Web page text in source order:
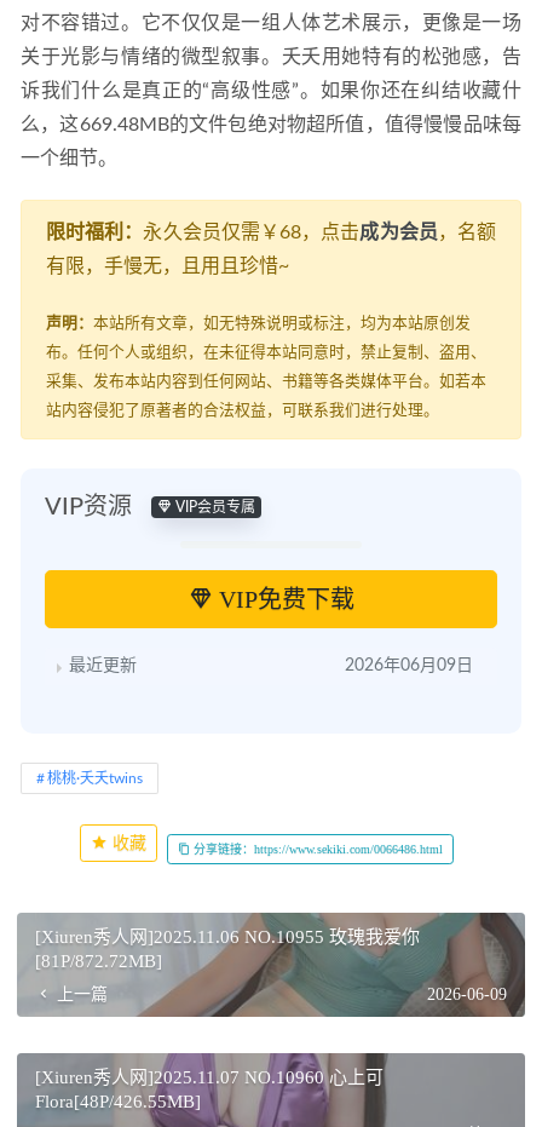
对不容错过。它不仅仅是一组人体艺术展示，更像是一场
关于光影与情绪的微型叙事。夭夭用她特有的松弛感，告
诉我们什么是真正的“高级性感”。如果你还在纠结收藏什
么，这669.48MB的文件包绝对物超所值，值得慢慢品味每
一个细节。
限时福利： 永久会员仅需￥68，点击成为会员，名额
有限，手慢无，且用且珍惜~
声明： 本站所有文章，如无特殊说明或标注，均为本站原创发
布。任何个人或组织，在未征得本站同意时，禁止复制、盗用、
采集、发布本站内容到任何网站、书籍等各类媒体平台。如若本
站内容侵犯了原著者的合法权益，可联系我们进行处理。
VIP资源 VIP会员专属
VIP免费下载
最近更新 2026年06月09日
桃桃·夭夭twins
收藏 分享链接：https://www.sekiki.com/0066486.html
[Xiuren秀人网]2025.11.06 NO.10955 玫瑰我爱你
[81P/872.72MB]
上一篇 2026-06-09
[Xiuren秀人网]2025.11.07 NO.10960 心上可
Flora[48P/426.55MB]